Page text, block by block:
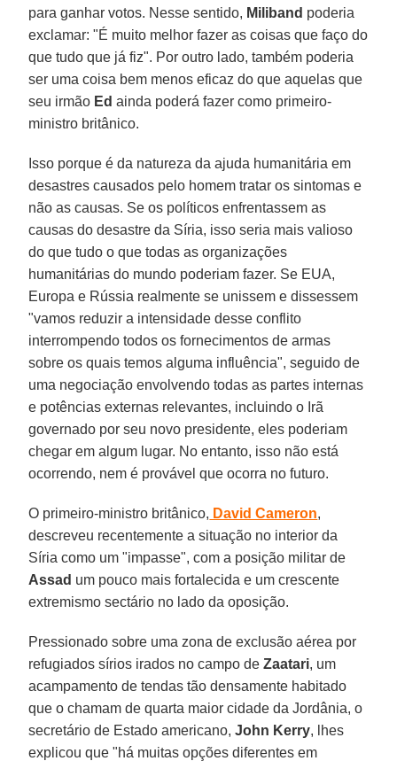
para ganhar votos. Nesse sentido, Miliband poderia
exclamar: "É muito melhor fazer as coisas que faço do
que tudo que já fiz". Por outro lado, também poderia
ser uma coisa bem menos eficaz do que aquelas que
seu irmão Ed ainda poderá fazer como primeiro-
ministro britânico.
Isso porque é da natureza da ajuda humanitária em
desastres causados pelo homem tratar os sintomas e
não as causas. Se os políticos enfrentassem as
causas do desastre da Síria, isso seria mais valioso
do que tudo o que todas as organizações
humanitárias do mundo poderiam fazer. Se EUA,
Europa e Rússia realmente se unissem e dissessem
"vamos reduzir a intensidade desse conflito
interrompendo todos os fornecimentos de armas
sobre os quais temos alguma influência", seguido de
uma negociação envolvendo todas as partes internas
e potências externas relevantes, incluindo o Irã
governado por seu novo presidente, eles poderiam
chegar em algum lugar. No entanto, isso não está
ocorrendo, nem é provável que ocorra no futuro.
O primeiro-ministro britânico, David Cameron,
descreveu recentemente a situação no interior da
Síria como um "impasse", com a posição militar de
Assad um pouco mais fortalecida e um crescente
extremismo sectário no lado da oposição.
Pressionado sobre uma zona de exclusão aérea por
refugiados sírios irados no campo de Zaatari, um
acampamento de tendas tão densamente habitado
que o chamam de quarta maior cidade da Jordânia, o
secretário de Estado americano, John Kerry, lhes
explicou que "há muitas opções diferentes em